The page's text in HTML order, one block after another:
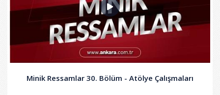
Minik Ressamlar 30. Bölüm - Atölye Çalışmaları